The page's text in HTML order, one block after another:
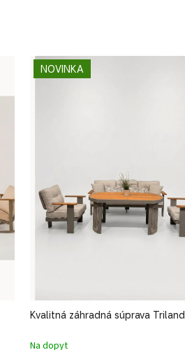
NOVINKA
Kvalitná záhradná súprava Triland
Na dopyt